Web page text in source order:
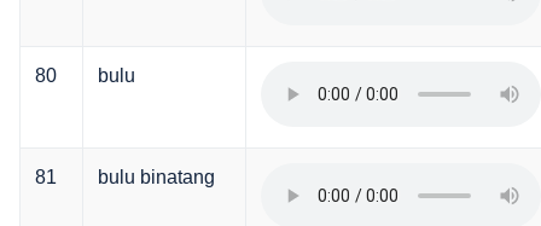
80 bulu
81 bulu binatang